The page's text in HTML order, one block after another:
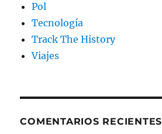
Pol
Tecnología
Track The History
Viajes
COMENTARIOS RECIENTES